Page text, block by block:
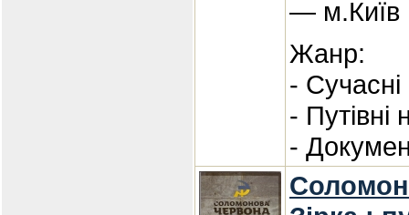
— м.Київ
Жанр:
-
- Путівні
-